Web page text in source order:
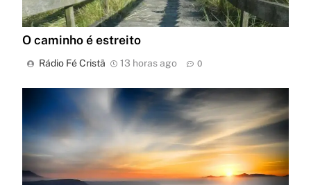
O caminho é estreito
Rádio Fé Cristã 13 horas ago 0